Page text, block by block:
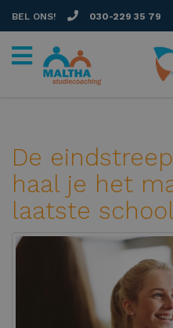
BEL ONS! 030-229 35 79
De
haal je het
laatste